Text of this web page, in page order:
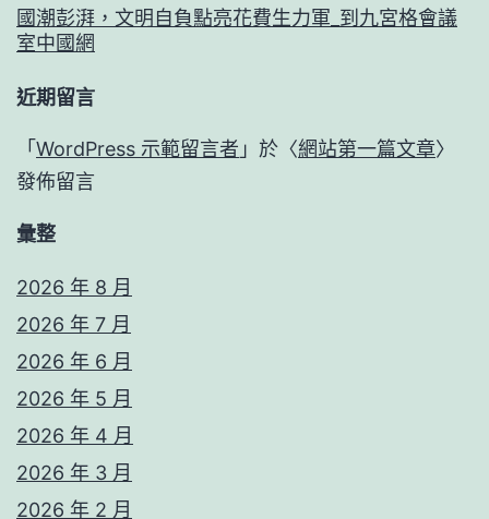
國潮彭湃，文明自負點亮花費生力軍_到九宮格會議
室中國網
近期留言
「 WordPress 示範留言者 」於〈網站第一篇文章〉
發佈留言
彙整
2026 年 8 月
2026 年 7 月
2026 年 6 月
2026 年 5 月
2026 年 4 月
2026 年 3 月
2026 年 2 月